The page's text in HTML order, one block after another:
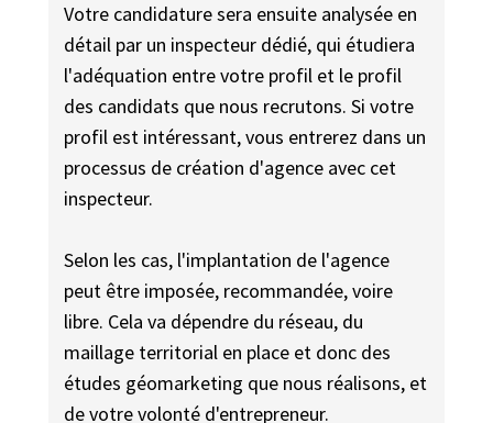
Votre candidature sera ensuite analysée en
détail par un inspecteur dédié, qui étudiera
l'adéquation entre votre profil et le profil
des candidats que nous recrutons. Si votre
profil est intéressant, vous entrerez dans un
processus de création d'agence avec cet
inspecteur.
Selon les cas, l'implantation de l'agence
peut être imposée, recommandée, voire
libre. Cela va dépendre du réseau, du
maillage territorial en place et donc des
études géomarketing que nous réalisons, et
de votre volonté d'entrepreneur.